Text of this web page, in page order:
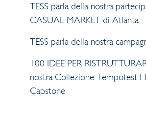
TESS parla della nostra
CASUAL MARKET di Atlanta
TESS parla della nostra
100 IDEE PER
nostra Collezione Tempotest
Capstone